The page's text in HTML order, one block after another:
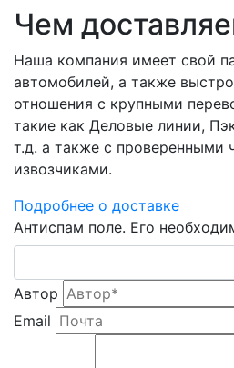
Чем
Наша компания имеет свой
автомобилей, а также
отношения с крупными
такие как Деловые линии,
т.д. а также с проверенными
извозчиками.
Подробнее о доставке
Антиспам поле. Его
Автор
Email